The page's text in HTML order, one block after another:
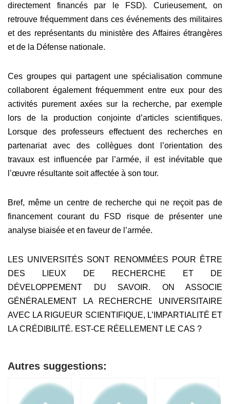
directement financés par le FSD). Curieusement, on
retrouve fréquemment dans ces événements des militaires
et des représentants du ministère des Affaires étrangères
et de la Défense nationale.
Ces groupes qui partagent une spécialisation commune
collaborent également fréquemment entre eux pour des
activités purement axées sur la recherche, par exemple
lors de la production conjointe d’articles scientifiques.
Lorsque des professeurs effectuent des recherches en
partenariat avec des collègues dont l’orientation des
travaux est influencée par l’armée, il est inévitable que
l’œuvre résultante soit affectée à son tour.
Bref, même un centre de recherche qui ne reçoit pas de
financement courant du FSD risque de présenter une
analyse biaisée et en faveur de l’armée.
LES UNIVERSITÉS SONT RENOMMÉES POUR ÊTRE
DES LIEUX DE RECHERCHE ET DE
DÉVELOPPEMENT DU SAVOIR. ON ASSOCIE
GÉNÉRALEMENT LA RECHERCHE UNIVERSITAIRE
AVEC LA RIGUEUR SCIENTIFIQUE, L’IMPARTIALITÉ ET
LA CRÉDIBILITÉ. EST-CE RÉELLEMENT LE CAS ?
Autres suggestions: